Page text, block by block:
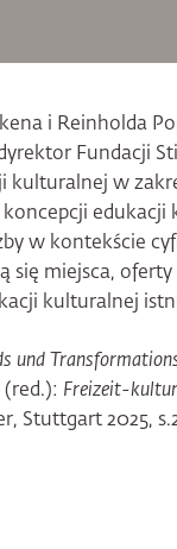
i Reinholda
Fundacji
kulturalnej w
w kontekście
się miejsca,
kulturalnej
und
Freizeit-
Stuttgart 2025,